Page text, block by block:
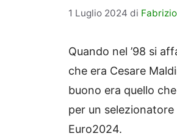
1 Luglio 2024 di
Quando nel ’98 si
che era Cesare
buono era quello
per un
Euro2024.